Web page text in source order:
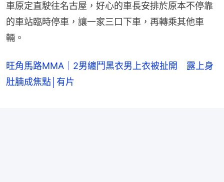
車原定直駛往名古屋，好心的車長安排於原本不停靠
的車站臨時停車，讓一家三口下車，再轉乘其他車
輛。
旺角馬路MMA｜2男纏鬥黑衣男上衣被扯開 露上身
肚腩成焦點│有片